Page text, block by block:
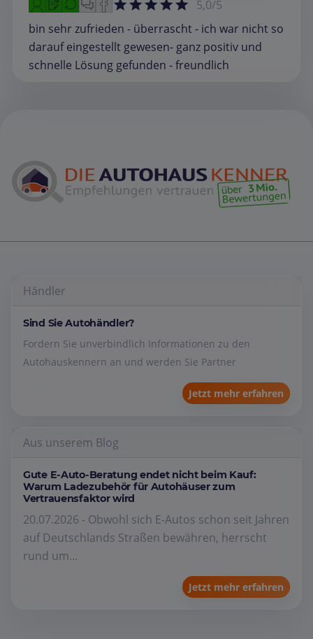
5,0/5
bin sehr zufrieden - überrascht - ich war nicht so
darauf eingestellt gewesen- ganz positiv und
schnelle Lösung gefunden - freundlich
Händler
Sind Sie Autohändler?
Fordern Sie unverbindlich Informationen zu den
Autohauskennern an und werden Sie Partner
Jetzt mehr erfahren
Aus unserem Blog
Gute E-Auto-Beratung endet nicht beim Kauf:
Warum Ladezubehör für Autohäuser zum
Vertrauensfaktor wird
20.07.2026 - Obwohl sich E-Autos schon seit Jahren
auf Deutschlands Straßen bewähren, herrscht
rund um...
Jetzt mehr erfahren